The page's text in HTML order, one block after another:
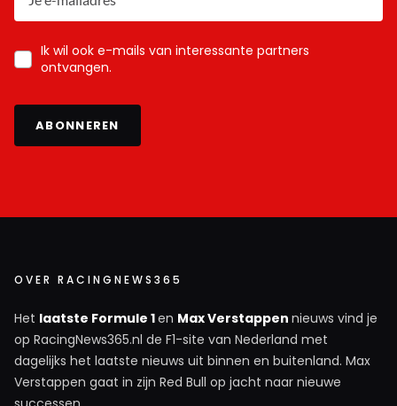
Koekie1970
14 november 2021 13:05
Artis
Meestal zien we dit soort reageerders niet terug na
de race.
Ik wil ook e-mails van interessante partners
ontvangen.
ABONNEREN
OVER RACINGNEWS365
Het laatste Formule 1en Max Verstappen nieuws vind je
op RacingNews365.nl de F1-site van Nederland met
dagelijks het laatste nieuws uit binnen en buitenland. Max
Verstappen gaat in zijn Red Bull op jacht naar nieuwe